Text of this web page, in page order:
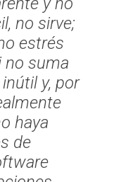
no sirve;
estrés
no suma
y, por
haya
de